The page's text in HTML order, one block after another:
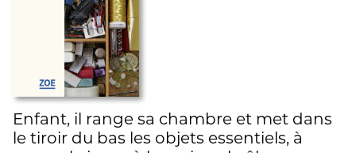
Enfant, il range sa chambre et met dans
le tiroir du bas les objets essentiels, à